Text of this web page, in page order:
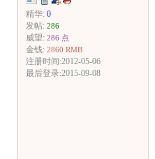
精华: 0
发帖: 286
威望: 286 点
金钱: 2860 RMB
注册时间:2012-05-06
最后登录:2015-09-08